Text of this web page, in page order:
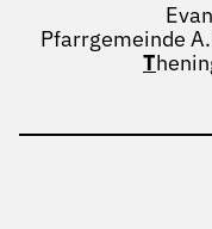
Pfarrgemeinde
T